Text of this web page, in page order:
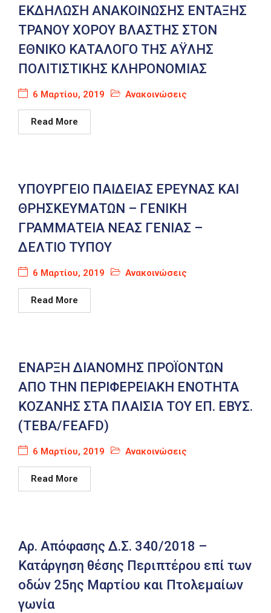
ΕΚΔΗΛΩΣΗ ΑΝΑΚΟΙΝΩΣΗΣ ΕΝΤΑΞΗΣ
ΤΡΑΝΟΥ ΧΟΡΟΥ ΒΛΑΣΤΗΣ ΣΤΟΝ
ΕΘΝΙΚΟ ΚΑΤΑΛΟΓΟ ΤΗΣ ΑΫΛΗΣ
ΠΟΛΙΤΙΣΤΙΚΗΣ ΚΛΗΡΟΝΟΜΙΑΣ
6 Μαρτίου, 2019 Ανακοινώσεις
Read More
ΥΠΟΥΡΓΕΙΟ ΠΑΙΔΕΙΑΣ ΕΡΕΥΝΑΣ ΚΑΙ
ΘΡΗΣΚΕΥΜΑΤΩΝ – ΓΕΝΙΚΗ
ΓΡΑΜΜΑΤΕΙΑ ΝΕΑΣ ΓΕΝΙΑΣ –
ΔΕΛΤΙΟ ΤΥΠΟΥ
6 Μαρτίου, 2019 Ανακοινώσεις
Read More
ΕΝΑΡΞΗ ΔΙΑΝΟΜΗΣ ΠΡΟΪΟΝΤΩΝ
ΑΠΟ ΤHN ΠΕΡΙΦΕΡΕΙΑΚΗ ΕΝΟΤΗΤΑ
ΚΟΖΑΝΗΣ ΣΤΑ ΠΛΑΙΣΙΑ ΤΟΥ ΕΠ. ΕΒΥΣ.
(ΤΕΒΑ/FEAFD)
6 Μαρτίου, 2019 Ανακοινώσεις
Read More
Αρ. Απόφασης Δ.Σ. 340/2018 –
Κατάργηση θέσης Περιπτέρου επί των
οδών 25ης Μαρτίου και Πτολεμαίων
γωνία